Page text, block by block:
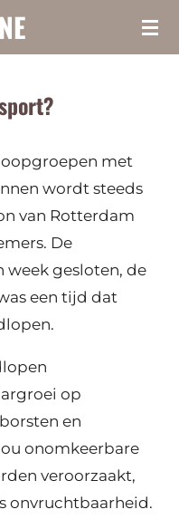
met
wordt steeds
van Rotterdam
De
week gesloten, de
een tijd dat
op
en
onomkeerbare
veroorzaakt,
onvruchtbaarheid.